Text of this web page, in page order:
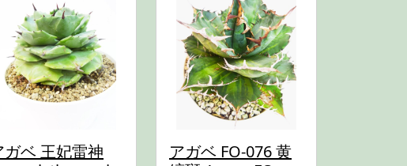
ガベ 王妃雷神
アガベ FO-076 黄